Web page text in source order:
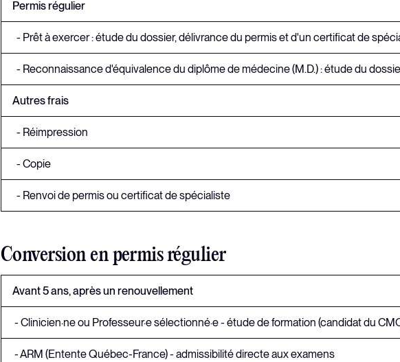
Permis régulier
- Prêt à exercer : étude du dossier, délivrance du permis et d'un certificat de
- Reconnaissance d'équivalence du diplôme de médecine (M.D.) : étude du
Autres frais
- Réimpression
- Copie
- Renvoi de permis ou certificat de spécialiste
Conversion en permis régulier
Avant 5 ans, après un renouvellement
- Clinicien·ne ou Professeur·e sélectionné·e - étude de formation (candidat du
- ARM (Entente Québec-France) - admissibilité directe aux examens